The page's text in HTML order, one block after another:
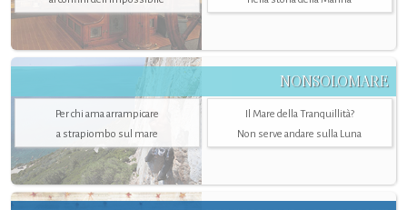
NONSOLOMARE
Per chi ama arrampicare
a strapiombo sul mare
Il Mare della Tranquillità?
Non serve andare sulla Luna